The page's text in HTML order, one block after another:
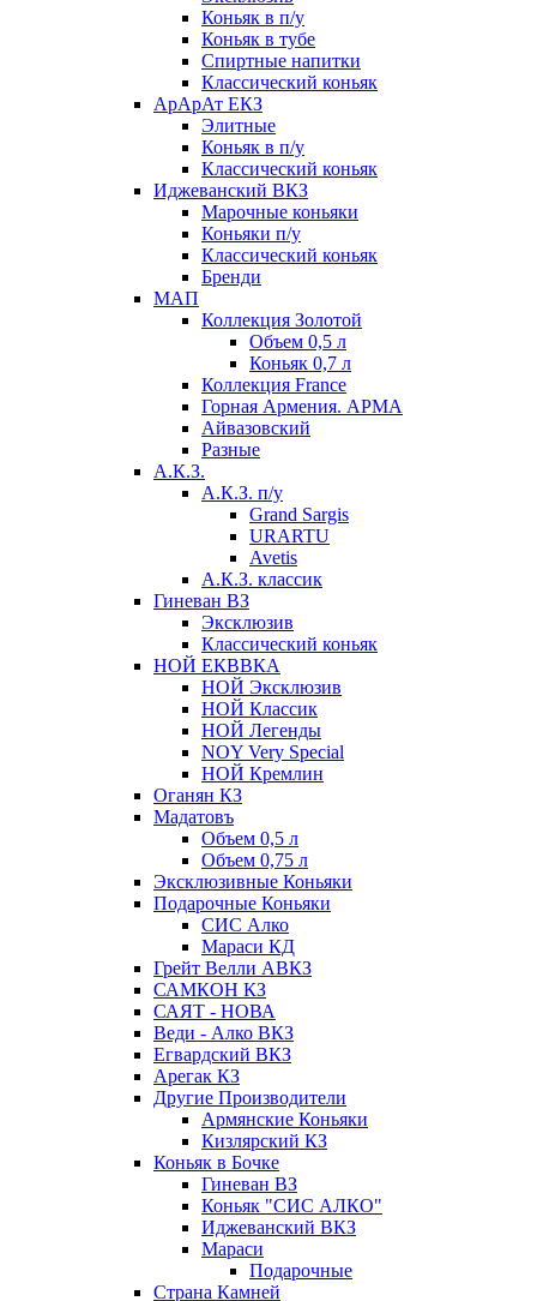
Коньяк в п/у
Коньяк в тубе
Спиртные напитки
Классический коньяк
АрАрАт ЕКЗ
Элитные
Коньяк в п/у
Классический коньяк
Иджеванский ВКЗ
Марочные коньяки
Коньяки п/у
Классический коньяк
Бренди
МАП
Коллекция Золотой
Объем 0,5 л
Коньяк 0,7 л
Коллекция France
Горная Армения. АРМА
Айвазовский
Разные
А.К.З.
А.К.З. п/у
Grand Sargis
URARTU
Avetis
А.К.З. классик
Гиневан ВЗ
Эксклюзив
Классический коньяк
НОЙ ЕКВВКА
НОЙ Эксклюзив
НОЙ Классик
НОЙ Легенды
NOY Very Speсial
НОЙ Кремлин
Оганян КЗ
Мадатовъ
Объем 0,5 л
Объем 0,75 л
Эксклюзивные Коньяки
Подарочные Коньяки
СИС Алко
Мараси КД
Грейт Велли АВКЗ
САМКОН КЗ
САЯТ - НОВА
Веди - Алко ВКЗ
Егвардский ВКЗ
Арегак КЗ
Другие Производители
Армянские Коньяки
Кизлярский КЗ
Коньяк в Бочке
Гиневан ВЗ
Коньяк "СИС АЛКО"
Иджеванский ВКЗ
Мараси
Подарочные
Страна Камней